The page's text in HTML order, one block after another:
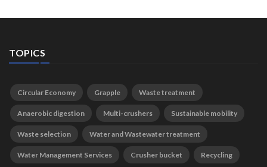
TOPICS
Circular Economy Grapple Waste treatment
Anaerobic digestion Multi-crushers Sustainable mobility
Waste selection Water and Wastewater treatment
Water Management Services Crusher bucket Recycling